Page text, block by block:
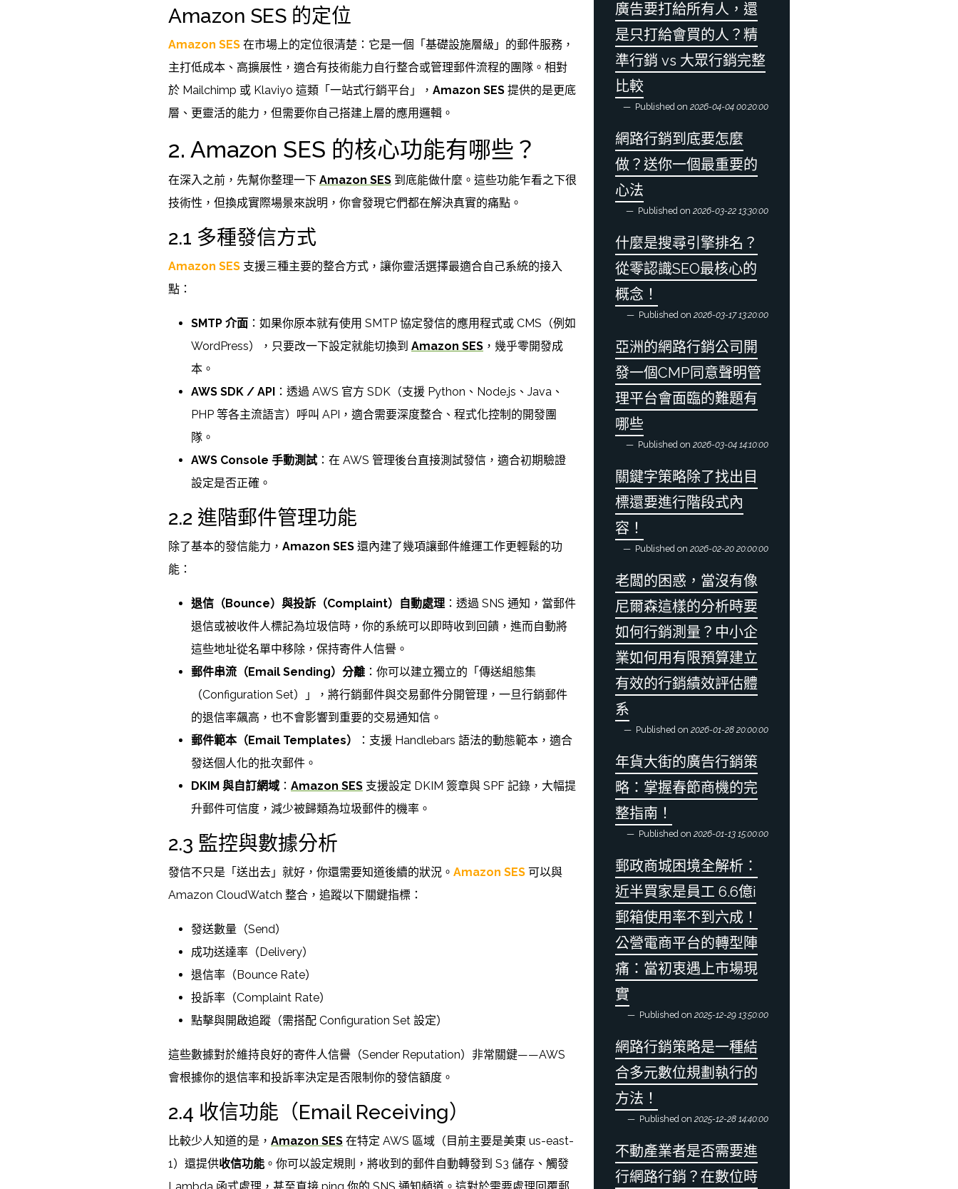
Amazon SES 的定位
Amazon SES 在市場上的定位很清楚：它是一個「基礎設施層級」的郵件服務，
主打低成本、高擴展性，適合有技術能力自行整合或管理郵件流程的團隊。相對
於 Mailchimp 或 Klaviyo 這類「一站式行銷平台」， Amazon SES 提供的是更底
層、更靈活的能力，但需要你自己搭建上層的應用邏輯。
2. Amazon SES 的核心功能有哪些？
在深入之前，先幫你整理一下 Amazon SES 到底能做什麼。這些功能乍看之下很
技術性，但換成實際場景來說明，你會發現它們都在解決真實的痛點。
2.1 多種發信方式
Amazon SES 支援三種主要的整合方式，讓你靈活選擇最適合自己系統的接入
點：
SMTP 介面 ：如果你原本就有使用 SMTP 協定發信的應用程式或 CMS（例如
WordPress），只要改一下設定就能切換到 Amazon SES ，幾乎零開發成
本。
AWS SDK / API ：透過 AWS 官方 SDK（支援 Python、Node.js、Java、
PHP 等各主流語言）呼叫 API，適合需要深度整合、程式化控制的開發團
隊。
AWS Console 手動測試：在 AWS 管理後台直接測試發信，適合初期驗證
設定是否正確。
2.2 進階郵件管理功能
除了基本的發信能力， Amazon SES 還內建了幾項讓郵件維運工作更輕鬆的功
能：
退信（Bounce）與投訴（Complaint）自動處理 ：透過 SNS 通知，當郵件
退信或被收件人標記為垃圾信時，你的系統可以即時收到回饋，進而自動將
這些地址從名單中移除，保持寄件人信譽。
郵件串流（Email Sending）分離 ：你可以建立獨立的「傳送組態集
（Configuration Set）」，將行銷郵件與交易郵件分開管理，一旦行銷郵件
的退信率飆高，也不會影響到重要的交易通知信。
郵件範本（Email Templates）
：支援 Handlebars 語法的動態範本，適合
發送個人化的批次郵件。
DKIM 與自訂網域 ： Amazon SES 支援設定 DKIM 簽章與 SPF 記錄，大幅提
升郵件可信度，減少被歸類為垃圾郵件的機率。
2.3 監控與數據分析
發信不只是「送出去」就好，你還需要知道後續的狀況。 Amazon SES 可以與
Amazon CloudWatch 整合，追蹤以下關鍵指標：
發送數量（Send）
成功送達率（Delivery）
退信率（Bounce Rate）
投訴率（Complaint Rate）
點擊與開啟追蹤（需搭配 Configuration Set 設定）
這些數據對於維持良好的寄件人信譽（Sender Reputation）非常關鍵——AWS
會根據你的退信率和投訴率決定是否限制你的發信額度。
2.4 收信功能（Email Receiving）
比較少人知道的是， Amazon SES 在特定 AWS 區域（目前主要是美東 us-east-
1）還提供收信功能 。你可以設定規則，將收到的郵件自動轉發到 S3 儲存、觸發
廣告要打給所有人，還
是只打給會買的人？精
準行銷 vs 大眾行銷完整
比較
Published on 2026-04-04 00:20:00
網路行銷到底要怎麼
做？送你一個最重要的
心法
Published on 2026-03-22 13:30:00
什麼是搜尋引擎排名？
從零認識SEO最核心的
概念！
Published on 2026-03-17 13:20:00
亞洲的網路行銷公司開
發一個CMP同意聲明管
理平台會面臨的難題有
哪些
Published on 2026-03-04 14:10:00
關鍵字策略除了找出目
標還要進行階段式內
容！
Published on 2026-02-20 20:00:00
老闆的困惑，當沒有像
尼爾森這樣的分析時要
如何行銷測量？中小企
業如何用有限預算建立
有效的行銷績效評估體
系
Published on 2026-01-28 20:00:00
年貨大街的廣告行銷策
略：掌握春節商機的完
整指南！
Published on 2026-01-13 15:00:00
郵政商城困境全解析：
近半買家是員工 6.6億i
郵箱使用率不到六成！
公營電商平台的轉型陣
痛：當初衷遇上市場現
實
Published on 2025-12-29 13:50:00
網路行銷策略是一種結
合多元數位規劃執行的
方法！
Published on 2025-12-28 14:40:00
不動產業者是否需要進
行網路行銷？在數位時